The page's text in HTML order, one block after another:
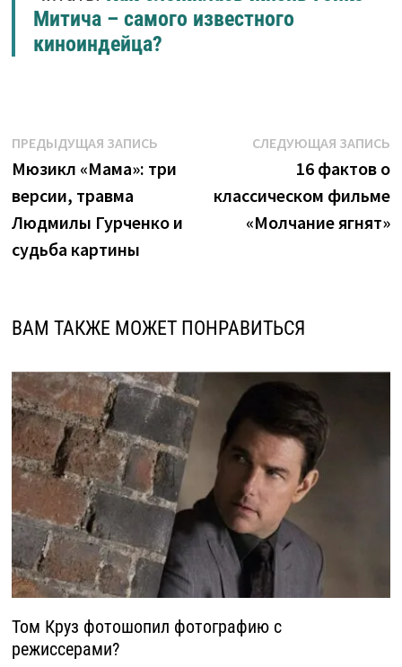
Митича – самого известного
киноиндейца?
Навигация
по
записям
ПРЕДЫДУЩАЯ ЗАПИСЬПредыдущая
запись:
Мюзикл «Мама»: три
версии, травма
Людмилы Гурченко и
судьба картины
СЛЕДУЮЩАЯ ЗАПИСЬ
16 фактов о
классическом фильме
«Молчание ягнят»
ВАМ ТАКЖЕ МОЖЕТ ПОНРАВИТЬСЯ
Том Круз фотошопил фотографию с
режиссерами?